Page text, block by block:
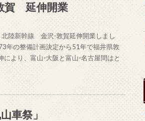
賀 延伸開業
陸新幹線 金沢-敦賀延伸開業しまし
年の整備計画決定から51年で福井県敦
により、富山-大阪と富山-名古屋間はと
車祭」